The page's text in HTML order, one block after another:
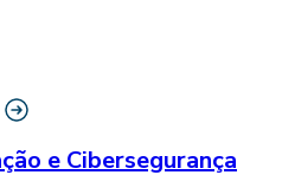
e Cibersegurança